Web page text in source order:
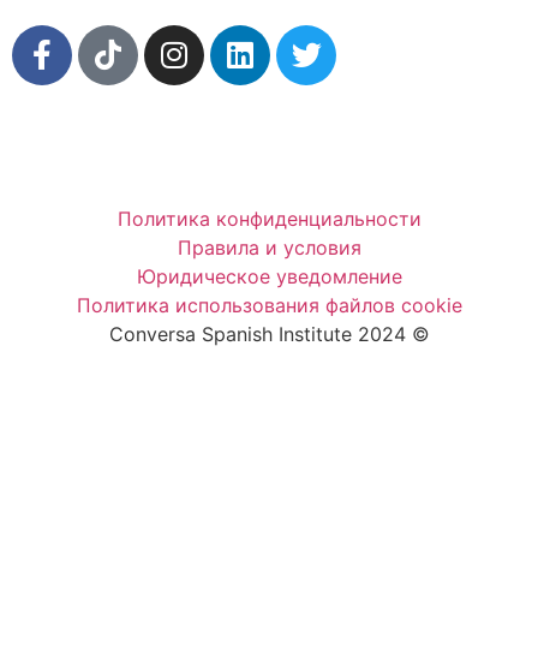
Политика конфиденциальности
Правила и условия
Юридическое уведомление
Политика использования файлов cookie
Conversa Spanish Institute 2024 ©